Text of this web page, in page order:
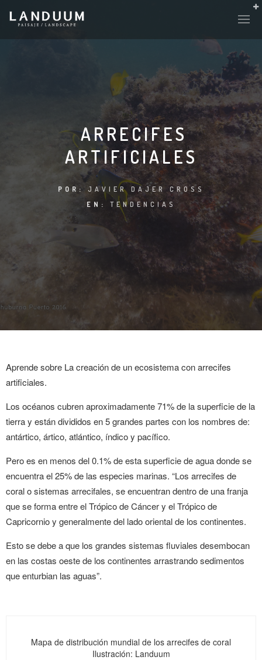
ARRECIFES
ARTIFICIALES
POR: JAVIER DAJER CROSS
EN: TENDENCIAS
Aprende sobre La creación de un ecosistema con arrecifes
artificiales.
Los océanos cubren aproximadamente 71% de la superficie de la
tierra y están divididos en 5 grandes partes con los nombres de:
antártico, ártico, atlántico, índico y pacífico.
Pero es en menos del 0.1% de esta superficie de agua donde se
encuentra el 25% de las especies marinas. “Los arrecifes de
coral o sistemas arrecifales, se encuentran dentro de una franja
que se forma entre el Trópico de Cáncer y el Trópico de
Capricornio y generalmente del lado oriental de los continentes.
Esto se debe a que los grandes sistemas fluviales desembocan
en las costas oeste de los continentes arrastrando sedimentos
que enturbian las aguas”.
Mapa de distribución mundial de los arrecifes de coral
Ilustración: Landuum